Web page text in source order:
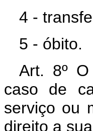
4 -
5 - óbito.
Art. 8º
caso de
serviço ou
direito a